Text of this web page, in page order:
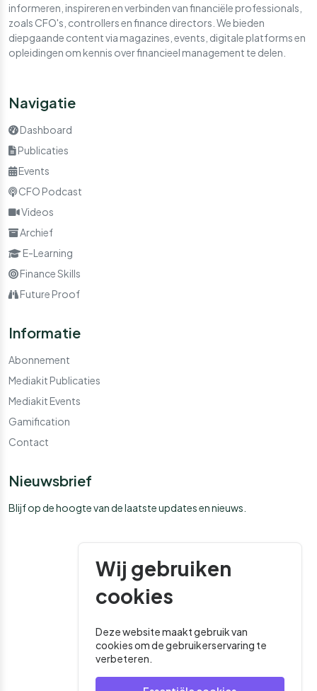
Wij gebruiken
cookies
Deze website maakt gebruik van
cookies om de gebruikerservaring te
verbeteren.
informeren, inspireren en verbinden van financiële professionals,
zoals CFO's, controllers en finance directors. We bieden
diepgaande content via magazines, events, digitale platforms en
opleidingen om kennis over financieel management te delen.
Navigatie
Dashboard
Publicaties
Events
CFO Podcast
Videos
Archief
E-Learning
Finance Skills
Future Proof
Informatie
Abonnement
Mediakit Publicaties
Mediakit Events
Gamification
Contact
Nieuwsbrief
Blijf op de hoogte van de laatste updates en nieuws.